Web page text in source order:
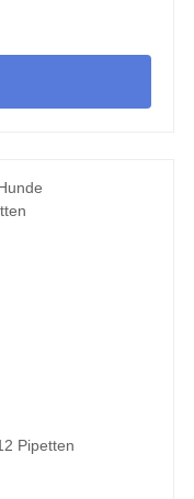
Pipetten